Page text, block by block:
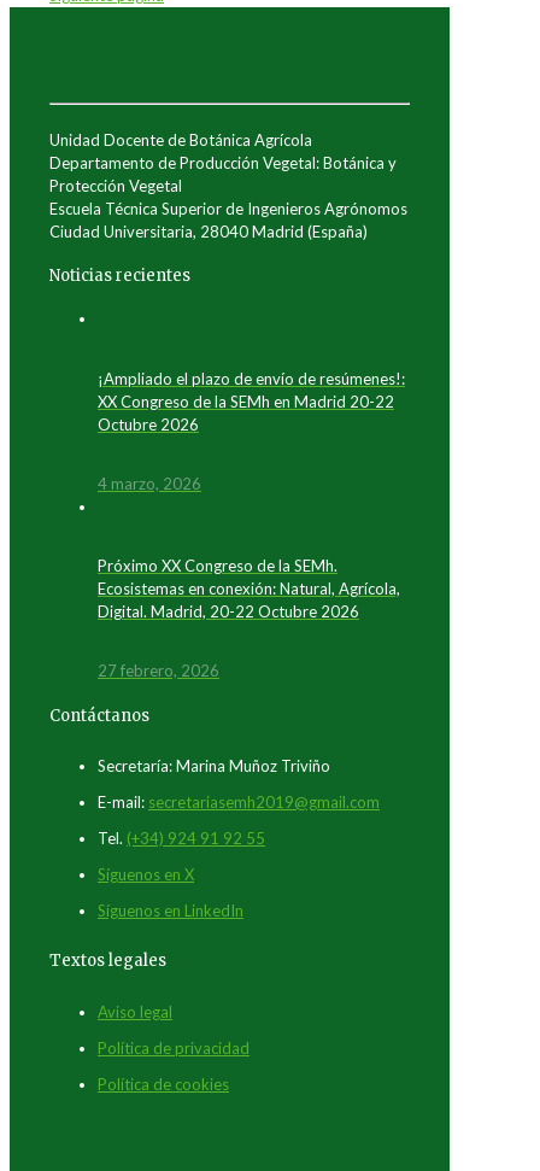
Unidad Docente de Botánica Agrícola
Departamento de Producción Vegetal: Botánica y
Protección Vegetal
Escuela Técnica Superior de Ingenieros Agrónomos
Ciudad Universitaria, 28040 Madrid (España)
Noticias recientes
¡Ampliado el plazo de envío de resúmenes!:
XX Congreso de la SEMh en Madrid 20-22
Octubre 2026
4 marzo, 2026
Próximo XX Congreso de la SEMh.
Ecosistemas en conexión: Natural, Agrícola,
Digital. Madrid, 20-22 Octubre 2026
27 febrero, 2026
Contáctanos
Secretaría: Marina Muñoz Triviño
E-mail: secretariasemh2019@gmail.com
Tel. (+34) 924 91 92 55
Síguenos en X
Síguenos en LinkedIn
Textos legales
Aviso legal
Política de privacidad
Política de cookies